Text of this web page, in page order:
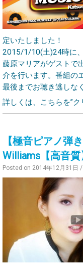
定いたしました！
2015/1/10(土)24時に
藤原マリアがゲストで
介を行います。番組の
最後までお聴き逃しな
詳しくは、こちらを”ク
【極音ピアノ弾
Williams【高音質
Posted on 2014年12月31日 /